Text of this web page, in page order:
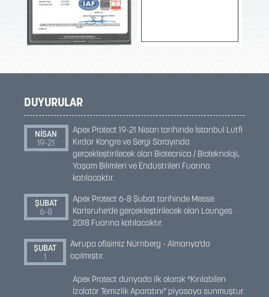
DUYURULAR
NİSAN
19-21
Apex Protect 19-21 Nisan tarihinde İstanbul Lütfi
Kırdar Kongre ve Sergi Sarayında
gerçekleştirilecek olan Biotecnica / Bioteknoloji,
Yaşam Bilimleri ve Endüstrileri Fuarına
katılacaktır.
ŞUBAT
6-8
Apex Protect 6-8 Şubat tarihinde Messe
Karlsruhe’de gerçekleştirilecek olan Lounges
2018 Fuarına katılacaktır.
ŞUBAT
1
Avrupa ofisimiz Nürnberg - Almanya'da
açılmıştır.
Apex Protect dünyada ilk olarak “Kırılabilen
İzolatör Temizlik Aparatını” piyasaya sunmuştur.